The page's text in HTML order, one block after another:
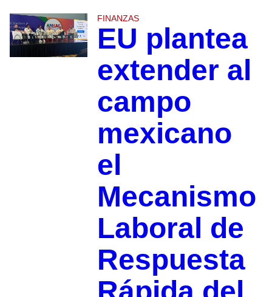
FINANZAS
EU plantea
extender al
campo
mexicano
el
Mecanismo
Laboral de
Respuesta